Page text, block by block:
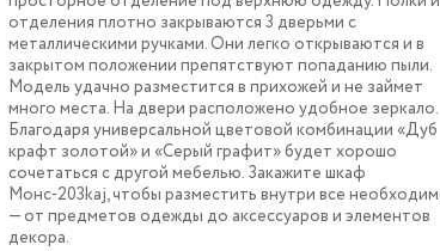
отделения плотно закрываются 3 дверьми с
металлическими ручками. Они легко открываются и в
закрытом положении препятствуют попаданию пыли.
Модель удачно разместится в прихожей и не займет
много места. На двери расположено удобное зеркало.
Благодаря универсальной цветовой комбинации «Дуб
крафт золотой» и «Серый графит» будет хорошо
сочетаться с другой мебелью. Закажите шкаф
Монс-203kaj, чтобы разместить внутри все
— от предметов одежды до аксессуаров и элементов
декора.